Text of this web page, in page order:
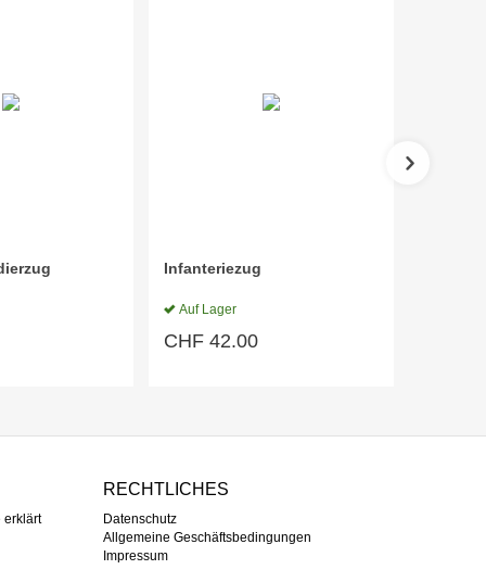
Infanteriezug
Auf Lager
CHF42.00
erklärt
RECHTLICHES
Datenschutz
Allgemeine Geschäftsbedingungen
Impressum